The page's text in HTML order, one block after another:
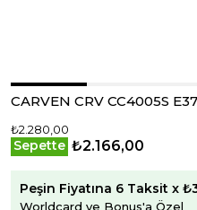
CARVEN CRV CC4005S
₺2.280,00
Sepette ₺2.166,00
Peşin Fiyatına 6 Taksit x
Worldcard ve Bonus'a Özel